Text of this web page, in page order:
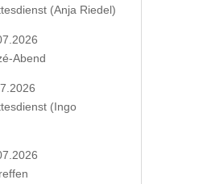
(Anja Riedel)
Abend
(Ingo